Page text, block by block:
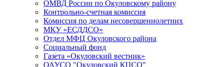
ОМВД России по Окуловскому району
Контрольно-счетная комиссия
Комиссия по делам несовершеннолетних
МКУ «ЕСДДСО»
Отдел МФЦ Окуловского района
Социальный фонд
Газета «Окуловский вестник»
ОАУСО "Окуловский КЦСО"